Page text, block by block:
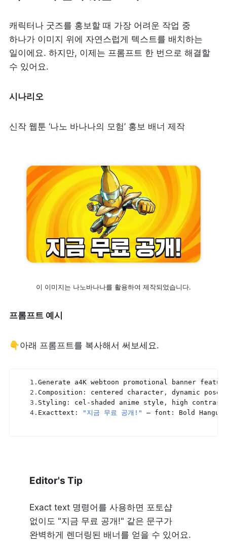
캐릭터나 굿즈를 홍보할 때 가장 어려운 작업 중
하나가 이미지 위에 자연스럽게 텍스트를 배치하는
일이에요. 하지만, 이제는 프롬프트 한 번으로 해결할
수 있어요.
시나리오
신작 웹툰 ‘나노 바나나의 모험’ 홍보 배너 제작
이 이미지는 나노바나나를 활용하여 제작되었습니다.
프롬프트 예시
👇아래 프롬프트를 복사해서 써보세요.
1. Generate a4K webtoon promotional banner
2. Composition : centered character, dynamic pose
3. Styling : cel - shaded anime style , high contrast
4. Exacttext : "지금 무료 공개!" — font : Bold Hangul
Editor's Tip
Exact text 명령어를 사용하면 포토샵
없이도 "지금 무료 공개!" 같은 문구가
완벽하게 렌더링된 배너를 얻을 수 있어요.